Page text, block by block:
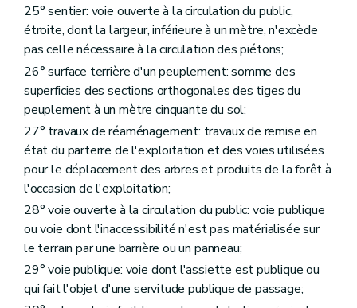
25° sentier: voie ouverte à la circulation du public,
étroite, dont la largeur, inférieure à un mètre, n'excède
pas celle nécessaire à la circulation des piétons;
26° surface terrière d'un peuplement: somme des
superficies des sections orthogonales des tiges du
peuplement à un mètre cinquante du sol;
27° travaux de réaménagement: travaux de remise en
état du parterre de l'exploitation et des voies utilisées
pour le déplacement des arbres et produits de la forêt à
l'occasion de l'exploitation;
28° voie ouverte à la circulation du public: voie publique
ou voie dont l'inaccessibilité n'est pas matérialisée sur
le terrain par une barrière ou un panneau;
29° voie publique: voie dont l'assiette est publique ou
qui fait l'objet d'une servitude publique de passage;